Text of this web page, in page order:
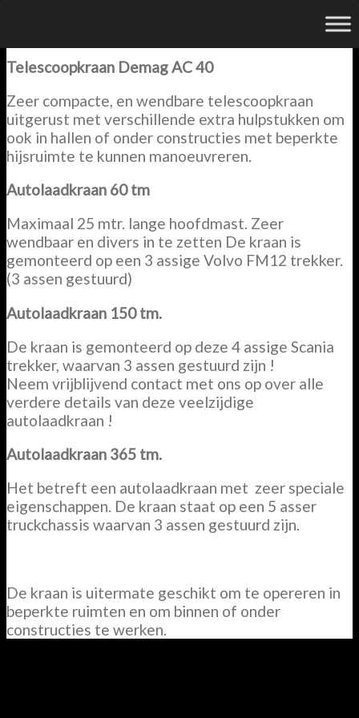
Telescoopkraan Demag AC 40
Zeer compacte, en wendbare telescoopkraan
uitgerust met verschillende extra hulpstukken om
ook in hallen of onder constructies met beperkte
hijsruimte te kunnen manoeuvreren.
Autolaadkraan 60 tm
Maximaal 25 mtr. lange hoofdmast. Zeer
wendbaar en divers in te zetten De kraan is
gemonteerd op een 3 assige Volvo FM12 trekker.
(3 assen gestuurd)
Autolaadkraan 150 tm.
De kraan is gemonteerd op deze 4 assige Scania
trekker, waarvan 3 assen gestuurd zijn !
Neem vrijblijvend contact met ons op over alle
verdere details van deze veelzijdige
autolaadkraan !
Autolaadkraan 365 tm.
Het betreft een autolaadkraan met zeer speciale
eigenschappen. De kraan staat op een 5 asser
truckchassis waarvan 3 assen gestuurd zijn.
De kraan is uitermate geschikt om te opereren in
beperkte ruimten en om binnen of onder
constructies te werken.